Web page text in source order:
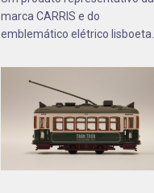
marca CARRIS e do
emblemático elétrico lisboeta.